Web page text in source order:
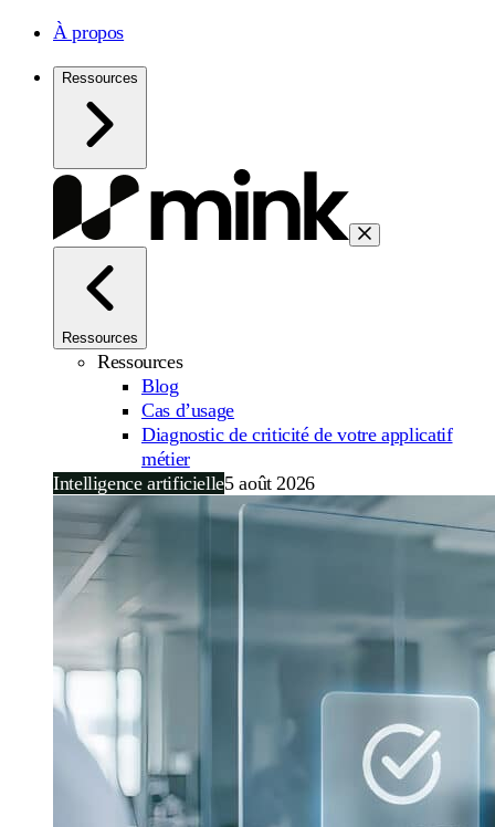
À propos
Ressources
Ressources
Ressources
Blog
Cas d’usage
Diagnostic de criticité de votre applicatif
métier
Intelligence artificielle5 août 2026